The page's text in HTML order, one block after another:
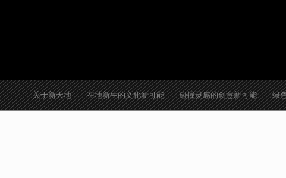
关于新天地 在地新生的文化新可能 碰撞灵感的创意新可能 绿